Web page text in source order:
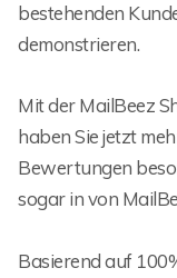
bestehenden
demonstrieren.
Mit der MailBeez
haben Sie jetzt
Bewertungen
sogar in von
Basierend auf